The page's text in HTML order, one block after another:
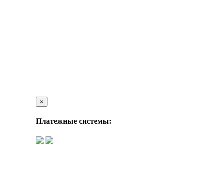
×
Платежные системы: